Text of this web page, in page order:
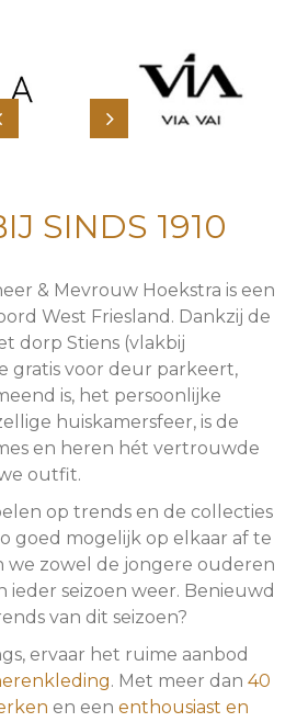
SINDS 1910
& Mevrouw Hoekstra is een
West Friesland. Dankzij de
dorp Stiens (vlakbij
gratis voor deur parkeert,
is, het persoonlijke
huiskamersfeer, is de
en heren hét vertrouwde
outfit.
op trends en de collecties
goed mogelijk op elkaar af te
we zowel de jongere ouderen
ieder seizoen weer. Benieuwd
van dit seizoen?
ervaar het ruime aanbod
. Met meer dan 40
en een enthousiast en